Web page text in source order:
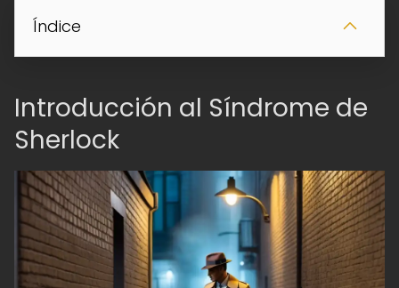
Índice
Introducción al Síndrome de
Sherlock